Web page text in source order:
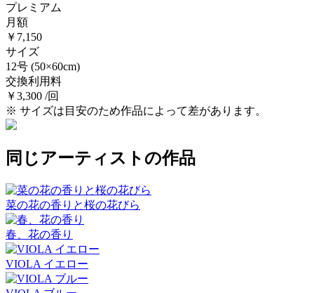
プレミアム
月額
￥7,150
サイズ
12号 (50×60cm)
交換利用料
￥3,300 /回
※ サイズは目安のため作品によって差があります。
同じアーティストの作品
菜の花の香りと桜の花びら
春、花の香り
VIOLA イエロー